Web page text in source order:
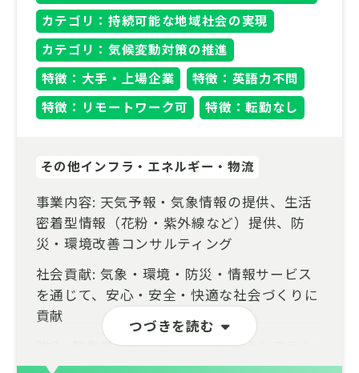
カテゴリ：持続可能な地域社会の実現
カテゴリ：気候変動対策の推進
特徴：大手・上場企業
特徴：英語力不問
特徴：リモートワーク可
特徴：転勤なし
つづきを読む
その他インフラ・エネルギー・物流
事業内容: 天気予報・気象情報の提供、生活
密着型情報（花粉・紫外線など）提供、防
災・環境改善コンサルティング
社会貢献: 気象・環境・防災・情報サービス
を通じて、安心・安全・快適な社会づくりに
貢献
強み: 気象をキーワードにしたWebシステム
開発、データ分析など、気象コンサルティン